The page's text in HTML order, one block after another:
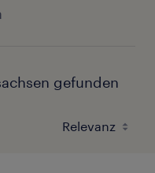
gefunden